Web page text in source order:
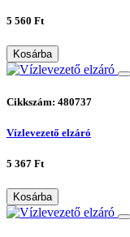
5 560 Ft
Kosárba
Cikkszám: 480737
Vízlevezető elzáró
5 367 Ft
Kosárba